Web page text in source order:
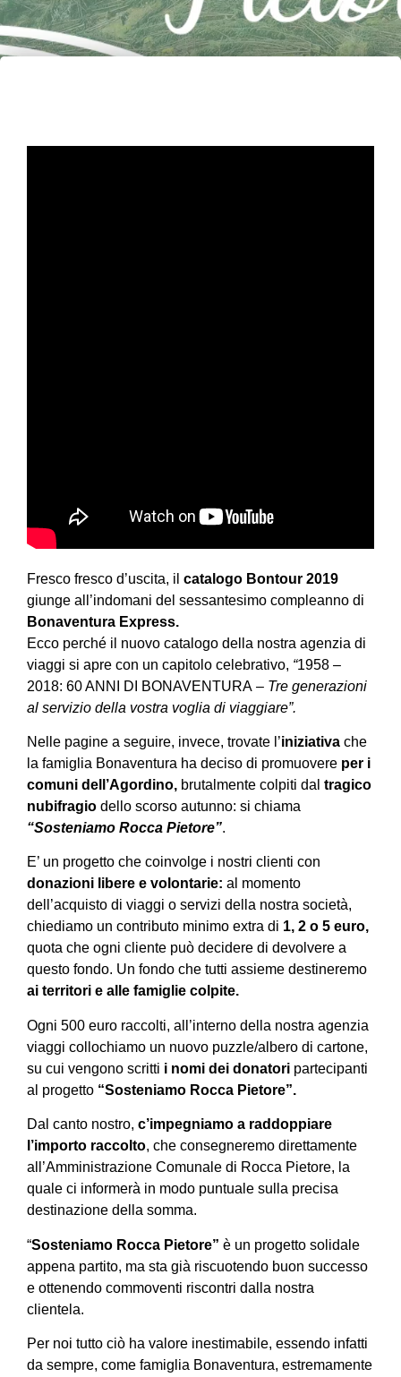
Fresco fresco d’uscita, il catalogo Bontour 2019
giunge all’indomani del sessantesimo compleanno di
Bonaventura Express.
Ecco perché il nuovo catalogo della nostra agenzia di
viaggi si apre con un capitolo celebrativo, “1958 –
2018: 60 ANNI DI BONAVENTURA – Tre generazioni
al servizio della vostra voglia di viaggiare”.
Nelle pagine a seguire, invece, trovate l’iniziativa che
la famiglia Bonaventura ha deciso di promuovere per i
comuni dell’Agordino, brutalmente colpiti dal tragico
nubifragio dello scorso autunno: si chiama
“Sosteniamo Rocca Pietore”.
E’ un progetto che coinvolge i nostri clienti con
donazioni libere e volontarie: al momento
dell’acquisto di viaggi o servizi della nostra società,
chiediamo un contributo minimo extra di 1, 2 o 5 euro,
quota che ogni cliente può decidere di devolvere a
questo fondo. Un fondo che tutti assieme destineremo
ai territori e alle famiglie colpite.
Ogni 500 euro raccolti, all’interno della nostra agenzia
viaggi collochiamo un nuovo puzzle/albero di cartone,
su cui vengono scritti i nomi dei donatori partecipanti
al progetto “Sosteniamo Rocca Pietore”.
Dal canto nostro, c’impegniamo a raddoppiare
l’importo raccolto, che consegneremo direttamente
all’Amministrazione Comunale di Rocca Pietore, la
quale ci informerà in modo puntuale sulla precisa
destinazione della somma.
“Sosteniamo Rocca Pietore” è un progetto solidale
appena partito, ma sta già riscuotendo buon successo
e ottenendo commoventi riscontri dalla nostra
clientela.
Per noi tutto ciò ha valore inestimabile, essendo infatti
da sempre, come famiglia Bonaventura, estremamente